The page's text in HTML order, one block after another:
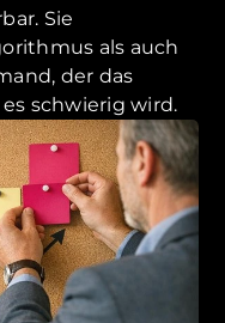
Sie
als auch
der das
schwierig wird.